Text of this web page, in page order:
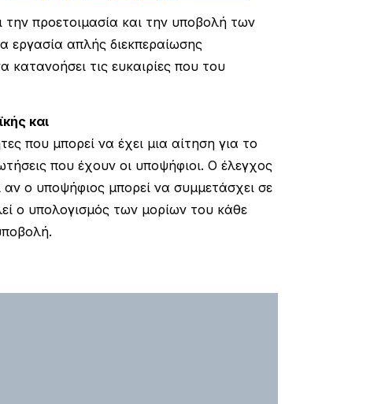
την προετοιμασία και την υποβολή των
εργασία απλής διεκπεραίωσης
τις ευκαιρίες που του
και
που μπορεί να έχει μια αίτηση για το
που έχουν οι υποψήφιοι. Ο έλεγχος
ο υποψήφιος μπορεί να συμμετάσχει σε
ο υπολογισμός των μορίων του κάθε